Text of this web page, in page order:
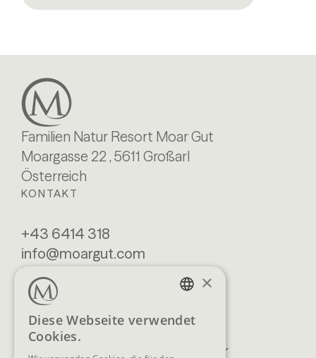
Familien Natur Resort Moar Gut
Moargasse 22 , 5611 Großarl
Österreich
KONTAKT
+43 6414 318
info@moargut.com
SERVICES
Lage & Anreise
Blog
Buchen
Anfragen
Newsletter
×
Diese Webseite verwendet
Cookies.